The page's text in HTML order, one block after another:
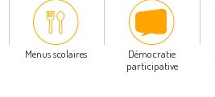
Menus scolaires
Démocratie
participative